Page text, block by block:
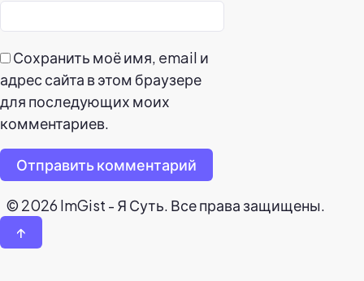
Сохранить моё имя, email и
адрес сайта в этом браузере
для последующих моих
комментариев.
Отправить комментарий
© 2026 ImGist - Я Суть. Все права защищены.
↑